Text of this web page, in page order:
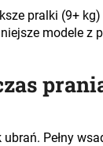
pralki (9+
modele z
Pełny